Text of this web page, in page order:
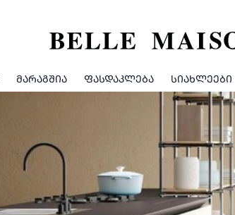
ᲛᲐᲠᲐᲒᲨᲘᲐ ᲤᲐᲡᲓᲐᲙᲚᲔᲑᲐ ᲡᲘᲐᲮᲚᲔᲔᲑᲘ